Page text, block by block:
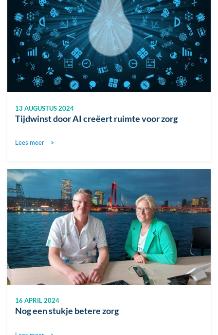
13 AUGUSTUS 2024
Tijdwinst door AI creëert ruimte voor zorg
Lees meer
Afbeelding
16 APRIL 2024
Nog een stukje betere zorg